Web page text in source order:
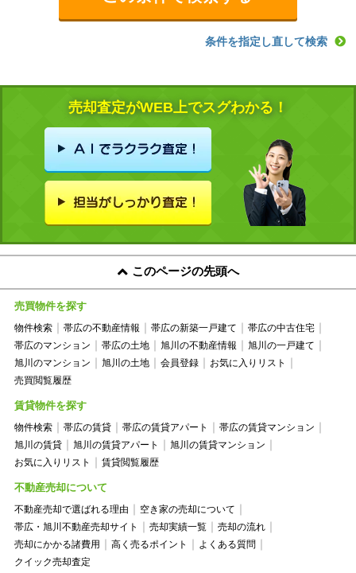
条件を指定し直して検索
売却査定がWEB上でスグわかる！
このページの先頭へ
売買物件を探す
物件検索 帯広の不動産情報 帯広の新築一戸建て
帯広の中古住宅
帯広のマンション
帯広の土地 旭川の不動産情報
旭川の一戸建て
旭川のマンション
旭川の土地 会員登録
お気に入りリスト
売買閲覧履歴
賃貸物件を探す
物件検索 帯広の賃貸 帯広の賃貸アパート
帯広の賃貸マンション
旭川の賃貸
旭川の賃貸アパート
旭川の賃貸マンション
お気に入りリスト
賃貸閲覧履歴
不動産売却について
不動産売却で選ばれる理由
空き家の売却について
帯広・旭川不動産売却サイト
売却実績一覧
売却の流れ
売却にかかる諸費用
高く売るポイント
よくある質問
クイック売却査定